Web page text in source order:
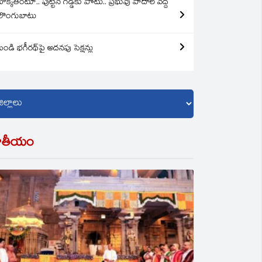
పుట్టిన గడ్డకు పోటు.. ప్రభువు పాదాల వద్ద
భగీరథ్‌పై అదనపు సెక్షన్లు